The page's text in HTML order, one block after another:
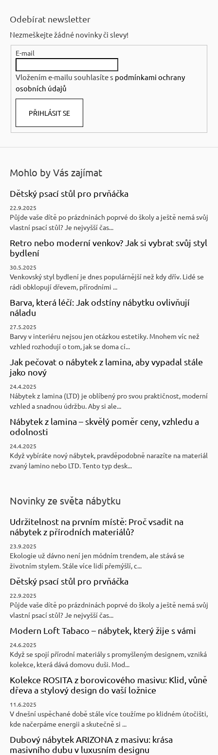
Odebírat newsletter
Nezmeškejte žádné novinky či slevy!
E-mail
Vložením e-mailu souhlasíte s podmínkami ochrany
osobních údajů
PŘIHLÁSIT SE
Mohlo by Vás zajímat
Dětský psací stůl pro prvňáčka
22.9.2025
Půjde vaše dítě po prázdninách poprvé do školy a ještě nemá svůj
vlastní psací stůl? Je nejvyšší čas...
Retro nebo moderní venkov? Jak si vybrat svůj styl
bydlení
30.5.2025
Venkovský styl bydlení je dnes populárnější než kdy dřív. Lidé se
rádi obklopují dřevem, přírodními ...
Barva, která léčí: Jak odstíny nábytku ovlivňují
náladu
27.5.2025
Barvy v interiéru nejsou jen otázkou estetiky. Mnohem víc než
vzhled rozhodují o tom, jak se doma cí...
Jak pečovat o nábytek z lamina, aby vypadal stále
jako nový
24.4.2025
Nábytek z lamina (LTD) je oblíbený pro svou praktičnost, moderní
vzhled a snadnou údržbu. Aby si ale...
Nábytek z lamina – skvělý poměr ceny, vzhledu a
odolnosti
24.4.2025
Když vybíráte nový nábytek, pravděpodobně narazíte na materiál
zvaný lamino nebo LTD. Tento typ desk...
Novinky ze světa nábytku
Udržitelnost na prvním místě: Proč vsadit na
nábytek z přírodních materiálů?
23.9.2025
Ekologie už dávno není jen módním trendem, ale stává se
životním stylem. Stále více lidí přemýšlí, c...
Dětský psací stůl pro prvňáčka
22.9.2025
Půjde vaše dítě po prázdninách poprvé do školy a ještě nemá svůj
vlastní psací stůl? Je nejvyšší čas...
Modern Loft Tabaco – nábytek, který žije s vámi
24.6.2025
Když se spojí přírodní materiály s promyšleným designem, vzniká
kolekce, která dává domovu duši. Mod...
Kolekce ROSITA z borovicového masivu: Klid, vůně
dřeva a stylový design do vaší ložnice
11.6.2025
V dnešní uspěchané době stále více toužíme po klidném útočišti,
kde načerpáme energii a skutečně si ...
Dubový nábytek ARIZONA z masivu: krása
masivního dubu v luxusním designu